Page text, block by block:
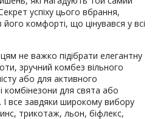
успіху цього вбрання,
комфорті, що цінувався у всі
не важко підібрати елегантну
зручний комбез вільного
або для активного
комбінезони для свята або
все завдяки широкому вибору
трикотаж, льон, біфлекс,